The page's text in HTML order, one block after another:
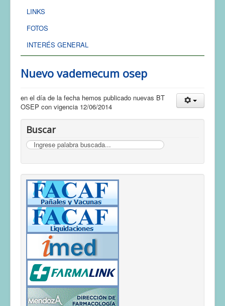
LINKS
FOTOS
INTERÉS GENERAL
Nuevo vademecum osep
en el día de la fecha hemos publicado nuevas BT
OSEP con vigencia 12/06/2014
Buscar
Buscar